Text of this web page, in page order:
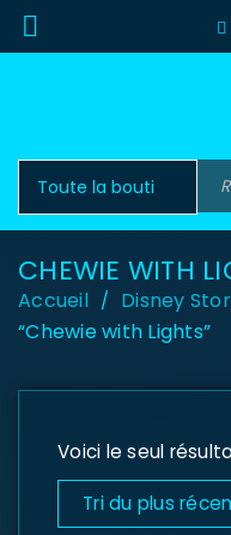
CHEWIE WITH
Accueil / Disney
“Chewie with Lights”
Voici le seul
Tri du plus